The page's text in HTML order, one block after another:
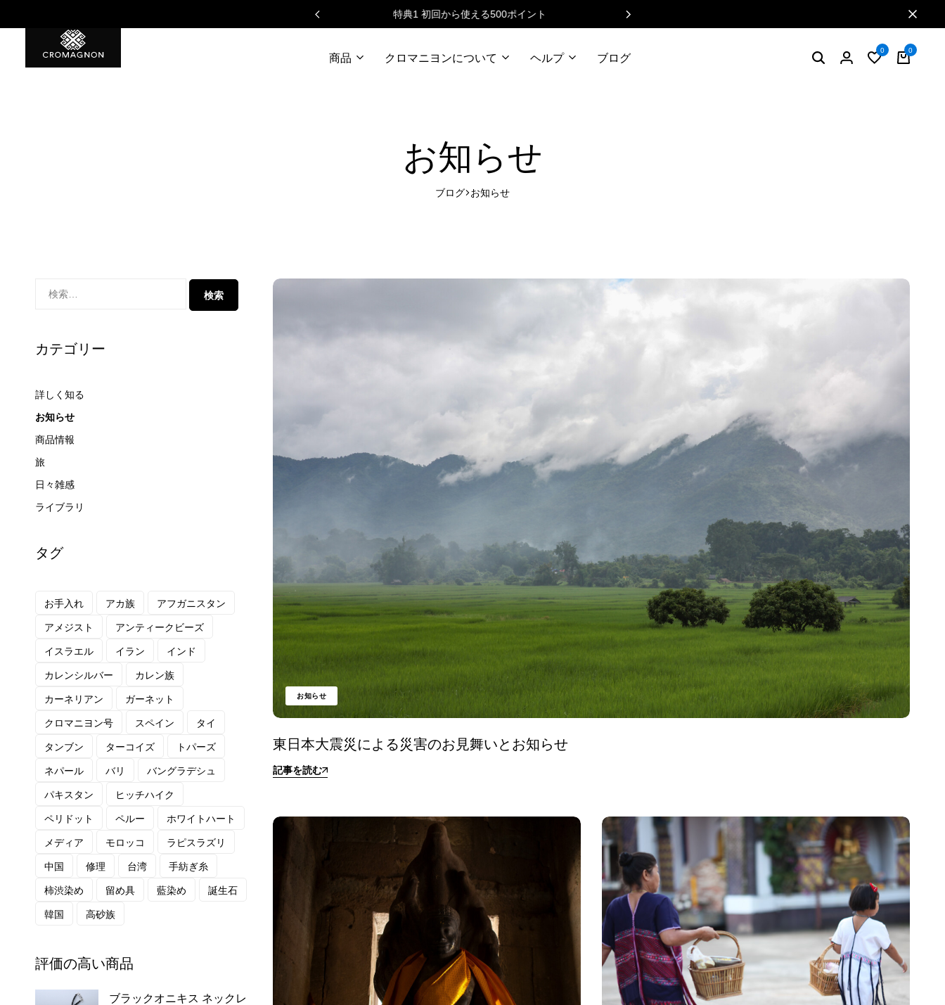
ニュースレターで毎月500円クーポン
商品 クロマニヨンについて ヘルプ ブログ
0 0
お知らせ
ブログ お知らせ
お知らせ
東日本大震災による災害のお見舞いとお知らせ
記事を読む
カテゴリー
詳しく知る
お知らせ
商品情報
旅
日々雑感
ライブラリ
タグ
お手入れ アカ族 アフガニスタン
アメジスト アンティークビーズ
イスラエル イラン インド
カレンシルバー カレン族
カーネリアン ガーネット
クロマニヨン号 スペイン タイ
タンブン ターコイズ トパーズ
ネパール バリ バングラデシュ
パキスタン ヒッチハイク
ペリドット ペルー ホワイトハート
メディア モロッコ ラピスラズリ
中国 修理 台湾 手紡ぎ糸
柿渋染め 留め具 藍染め 誕生石
韓国 高砂族
評価の高い商品
ブラックオニキス ネックレ